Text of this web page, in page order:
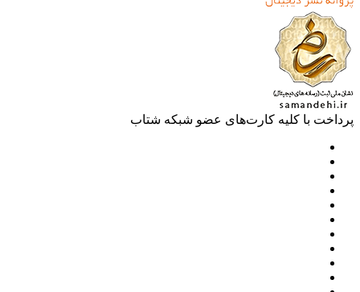
با کلیه کارت‌های عضو شبکه شتاب